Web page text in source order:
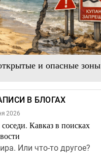
и опасные зоны
В БЛОГАХ
2026
Кавказ в поисках
Или что-то другое?